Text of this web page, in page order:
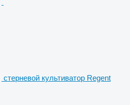
стерневой культиватор Regent